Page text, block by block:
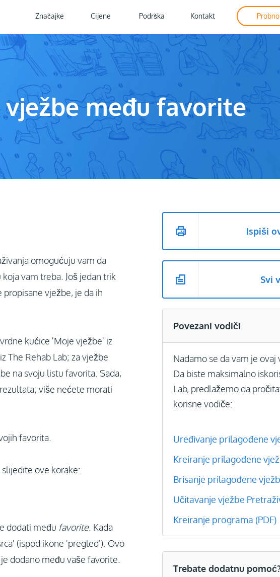
Značajke Cijene Podrška Kontakt Probno
među favorite
omogućuju vam da
vam treba. Još jedan trik
vježbe, je da ih
kućice 'Moje vježbe' iz
The Rehab Lab; za vježbe
na svoju listu favorita. Sada,
više nećete morati
favorita.
ove korake:
dodati među favorite. Kada
(ispod ikone 'pregled'). Ovo
dodano među vaše favorite.
Ispiši
Svi
Povezani vodiči
Nadamo se da vam je ovaj
Da biste maksimalno
Lab, predlažemo da
korisne vodiče:
Uređivanje prilagođene
Kreiranje prilagođene
Brisanje prilagođene
Učitavanje vježbe
Kreiranje programa (PDF)
Trebate dodatnu pomoć?